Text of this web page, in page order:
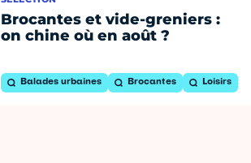
Brocantes et vide-greniers :
on chine où en août ?
Balades urbaines Brocantes Loisirs